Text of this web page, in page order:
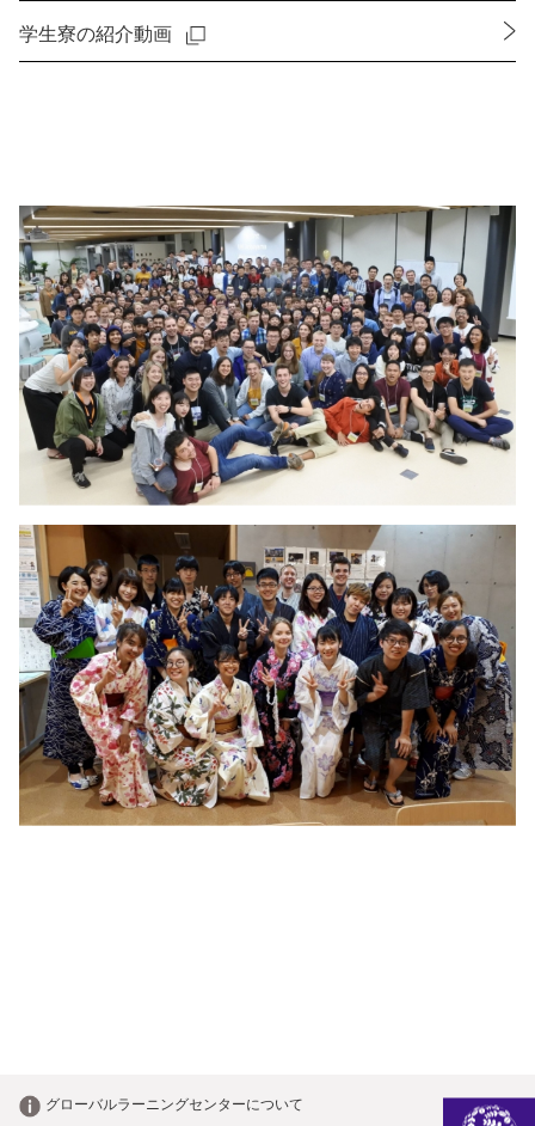
学生寮の紹介動画
グローバルラーニングセンターについて